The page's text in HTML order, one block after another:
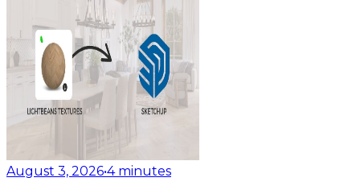
August 3, 2026•4 minutes